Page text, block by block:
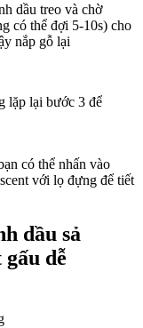
dầu treo và chờ
có thể đợi 5-10s) cho
nắp gỗ lại
lặp lại bước 3 để
có thể nhấn vào
với lọ đựng để tiết
dầu sả
dễ